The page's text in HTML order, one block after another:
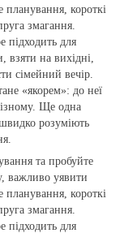
планування, короткі
змагання.
підходить для
взяти на вихідні,
сімейний вечір.
«якорем»: до неї
Ще одна
розуміють
та пробуйте
важливо уявити
планування, короткі
змагання.
підходить для